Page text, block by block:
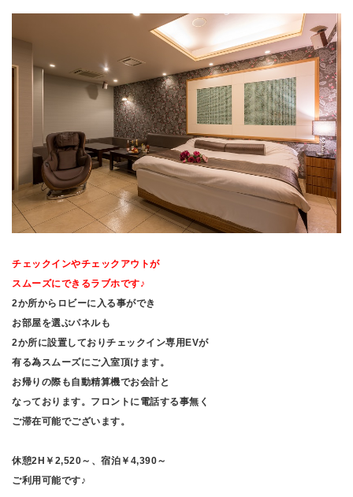
チェックインやチェックアウトが
スムーズにできるラブホです♪
2か所からロビーに入る事ができ
お部屋を選ぶパネルも
2か所に設置しておりチェックイン専用EVが
有る為スムーズにご入室頂けます。
お帰りの際も自動精算機でお会計と
なっております。フロントに電話する事無く
ご滞在可能でございます。
休憩2H￥2,520～、宿泊￥4,390～
ご利用可能です♪